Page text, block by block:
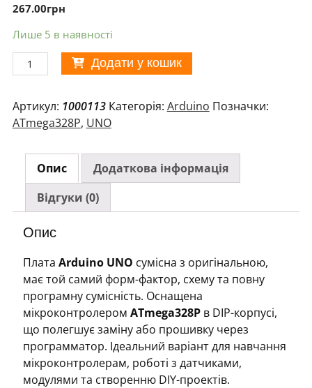
267.00грн
Лише 5 в наявності
Arduino
UNO
з
кабелем
кількість
Додати у кошик
Артикул: 1000113 Категорія: Arduino Позначки:
ATmega328P, UNO
Опис
Додаткова інформація
Відгуки (0)
Опис
Плата Arduino UNO сумісна з оригінальною,
має той самий форм-фактор, схему та повну
програмну сумісність. Оснащена
мікроконтролером ATmega328Pв DIP-корпусі,
що полегшує заміну або прошивку через
программатор. Ідеальний варіант для навчання
мікроконтролерам, роботі з датчиками,
модулями та створенню DIY-проектів.